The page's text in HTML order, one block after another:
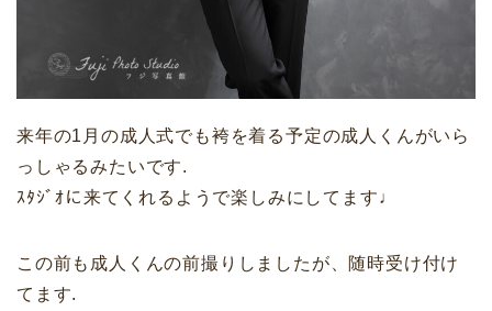
来年の1月の成人式でも袴を着る予定の成人くんがいら
っしゃるみたいです.
ｽﾀｼﾞｵに来てくれるようで楽しみにしてます♩
この前も成人くんの前撮りしましたが、随時受け付け
てます.